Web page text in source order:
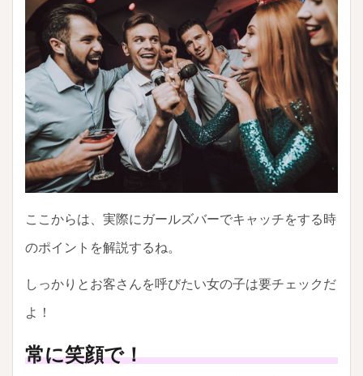
ここからは、実際にガールズバーでキャッチをする時
のポイントを解説するね。
しっかりとお客さんを呼びたい女の子は要チェックだ
よ！
常に笑顔で！